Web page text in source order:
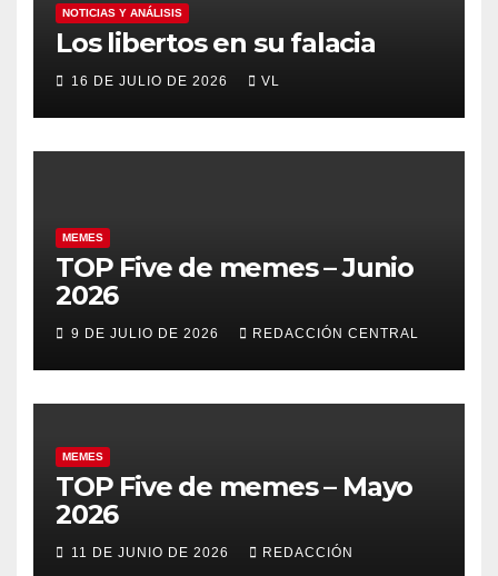
NOTICIAS Y ANÁLISIS
Los libertos en su falacia
16 DE JULIO DE 2026 VL
MEMES
TOP Five de memes – Junio
2026
9 DE JULIO DE 2026 REDACCIÓN CENTRAL
MEMES
TOP Five de memes – Mayo
2026
11 DE JUNIO DE 2026 REDACCIÓN